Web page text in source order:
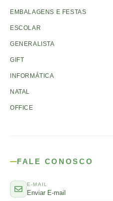
EMBALAGENS E FESTAS
ESCOLAR
GENERALISTA
GIFT
INFORMÁTICA
NATAL
OFFICE
FALE CONOSCO
E-MAIL
Enviar E-mail